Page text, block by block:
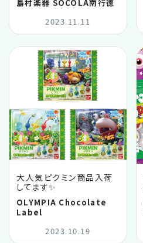
島村楽器 SOCOLA南行徳
2023.11.11
大人気ピクミン商品入荷
してます✨
OLYMPIA Chocolate
Label
2023.10.19